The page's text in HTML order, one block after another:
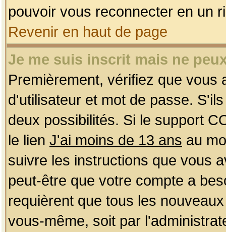
pouvoir vous reconnecter en un
Revenir en haut de page
Je me suis inscrit mais ne
Premièrement, vérifiez que
d'utilisateur et mot de passe.
deux possibilités. Si le support
le lien J'ai moins de 13 ans au
suivre les instructions que vous
peut-être que votre compte a
requièrent que tous les
vous-même, soit par